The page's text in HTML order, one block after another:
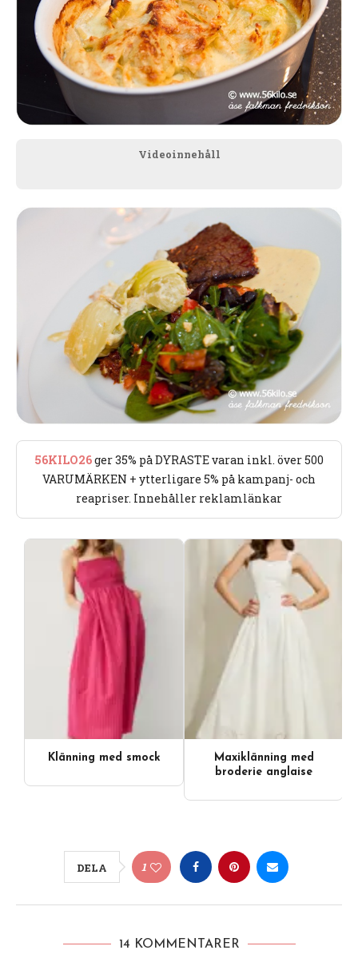
Videoinnehåll
56KILO26ger 35% på DYRASTE varan inkl. över 500
VARUMÄRKEN + ytterligare 5% på kampanj- och
reapriser. Innehåller reklamlänkar
Klänning med smock
Maxiklänning med
broderie anglaise
DELA 1
14 KOMMENTARER